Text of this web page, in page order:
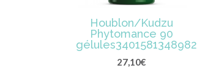
Houblon/Kudzu
Phytomance 90
gélules3401581348982
27,10€